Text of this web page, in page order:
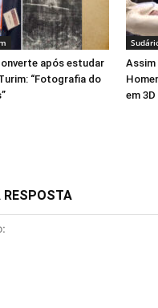
após estudar
“Fotografia do
Assim
em 3D
RESPOSTA